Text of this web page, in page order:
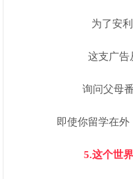
为了安
这支广告
询问父母
即使你留学在外
5.这个世